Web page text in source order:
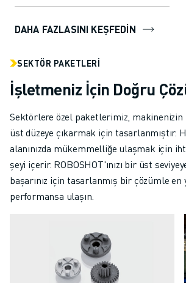
DAHA FAZLASINI KEŞFEDIN
SEKTÖR PAKETLERI
İşletmeniz İçin Doğru
Sektörlere özel paketlerimiz, makinenizin
üst düzeye çıkarmak için tasarlanmıştır.
alanınızda mükemmelliğe ulaşmak için
şeyi içerir. ROBOSHOT'ınızı bir üst
başarınız için tasarlanmış bir çözümle en
performansa ulaşın.